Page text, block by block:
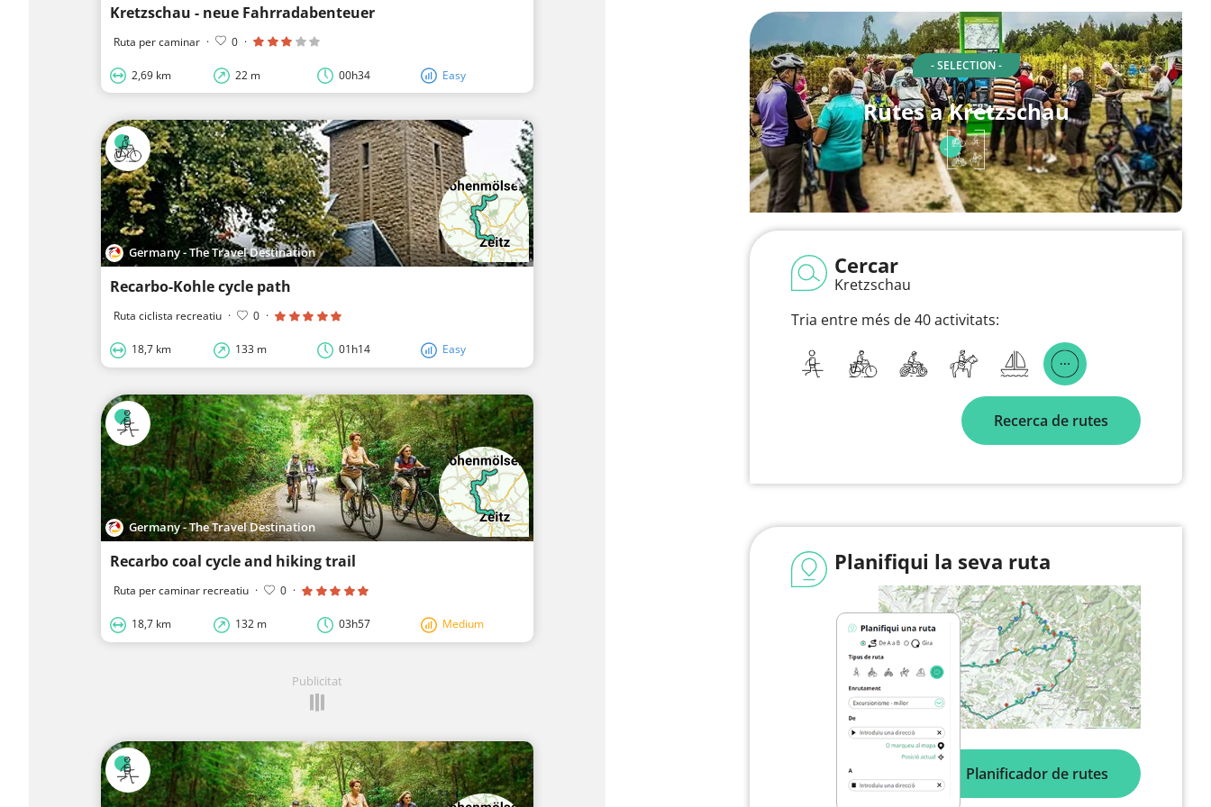
Kretzschau - neue Fahrradabenteuer
Ruta per caminar · 0 ·
2,69 km 22 m 00h34 Easy
Germany - The Travel Destination
Recarbo-Kohle cycle path
Ruta ciclista recreatiu · 0 ·
18,7 km 133 m 01h14 Easy
Germany - The Travel Destination
Recarbo coal cycle and hiking trail
Ruta per caminar recreatiu · 0 ·
18,7 km 132 m 03h57 Medium
Publicitat
- SELECTION -
Rutes a Kretzschau
Cercar
Kretzschau
Tria entre més de 40 activitats:
Recerca de rutes
Planifiqui la seva ruta
Planificador de rutes